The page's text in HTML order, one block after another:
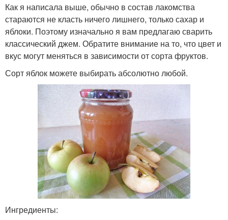
Как я написала выше, обычно в состав лакомства
стараются не класть ничего лишнего, только сахар и
яблоки. Поэтому изначально я вам предлагаю сварить
классический джем. Обратите внимание на то, что цвет и
вкус могут меняться в зависимости от сорта фруктов.
Сорт яблок можете выбирать абсолютно любой.
Ингредиенты: